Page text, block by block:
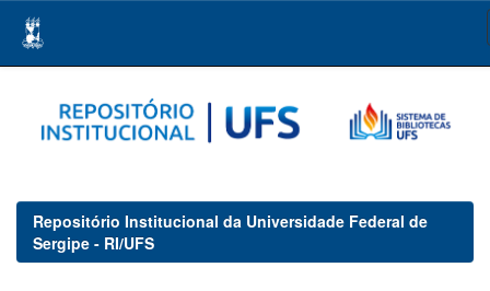
navigation
Repositório Institucional da Universidade Federal de
Sergipe - RI/UFS